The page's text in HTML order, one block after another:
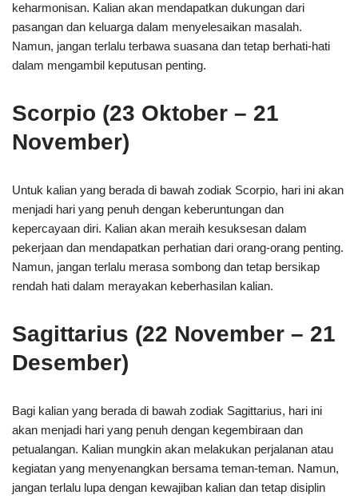
keharmonisan. Kalian akan mendapatkan dukungan dari
pasangan dan keluarga dalam menyelesaikan masalah.
Namun, jangan terlalu terbawa suasana dan tetap berhati-hati
dalam mengambil keputusan penting.
Scorpio (23 Oktober – 21
November)
Untuk kalian yang berada di bawah zodiak Scorpio, hari ini akan
menjadi hari yang penuh dengan keberuntungan dan
kepercayaan diri. Kalian akan meraih kesuksesan dalam
pekerjaan dan mendapatkan perhatian dari orang-orang penting.
Namun, jangan terlalu merasa sombong dan tetap bersikap
rendah hati dalam merayakan keberhasilan kalian.
Sagittarius (22 November – 21
Desember)
Bagi kalian yang berada di bawah zodiak Sagittarius, hari ini
akan menjadi hari yang penuh dengan kegembiraan dan
petualangan. Kalian mungkin akan melakukan perjalanan atau
kegiatan yang menyenangkan bersama teman-teman. Namun,
jangan terlalu lupa dengan kewajiban kalian dan tetap disiplin